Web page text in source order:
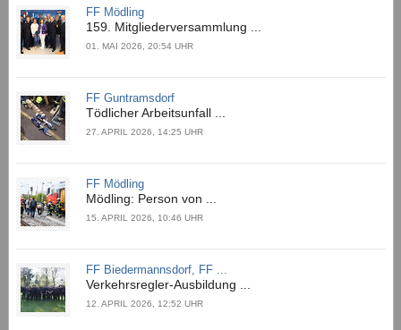
FF Mödling
159. Mitgliederversammlung ...
01. MAI 2026, 20:54 UHR
FF Guntramsdorf
Tödlicher Arbeitsunfall ...
27. APRIL 2026, 14:25 UHR
FF Mödling
Mödling: Person von ...
15. APRIL 2026, 10:46 UHR
FF Biedermannsdorf, FF ...
Verkehrsregler-Ausbildung ...
12. APRIL 2026, 12:52 UHR